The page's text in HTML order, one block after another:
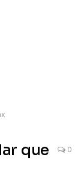
que
0